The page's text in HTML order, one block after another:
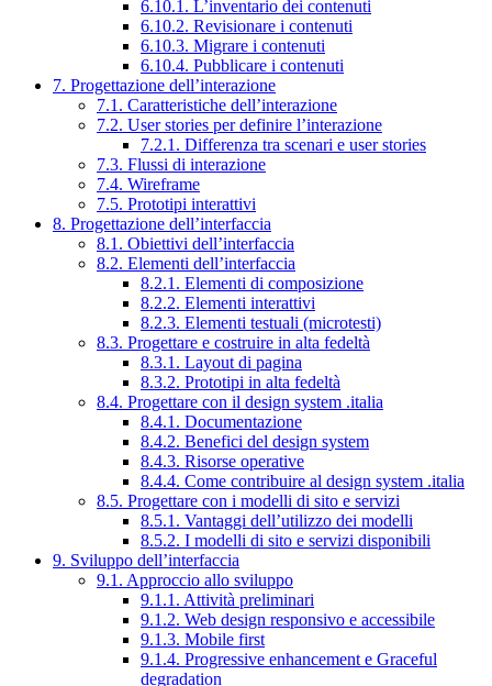
6.10.1. L’inventario dei contenuti
6.10.2. Revisionare i contenuti
6.10.3. Migrare i contenuti
6.10.4. Pubblicare i contenuti
7. Progettazione dell’interazione
7.1. Caratteristiche dell’interazione
7.2. User stories per definire l’interazione
7.2.1. Differenza tra scenari e user stories
7.3. Flussi di interazione
7.4. Wireframe
7.5. Prototipi interattivi
8. Progettazione dell’interfaccia
8.1. Obiettivi dell’interfaccia
8.2. Elementi dell’interfaccia
8.2.1. Elementi di composizione
8.2.2. Elementi interattivi
8.2.3. Elementi testuali (microtesti)
8.3. Progettare e costruire in alta fedeltà
8.3.1. Layout di pagina
8.3.2. Prototipi in alta fedeltà
8.4. Progettare con il design system .italia
8.4.1. Documentazione
8.4.2. Benefici del design system
8.4.3. Risorse operative
8.4.4. Come contribuire al design system .italia
8.5. Progettare con i modelli di sito e servizi
8.5.1. Vantaggi dell’utilizzo dei modelli
8.5.2. I modelli di sito e servizi disponibili
9. Sviluppo dell’interfaccia
9.1. Approccio allo sviluppo
9.1.1. Attività preliminari
9.1.2. Web design responsivo e accessibile
9.1.3. Mobile first
9.1.4. Progressive enhancement e Graceful
degradation